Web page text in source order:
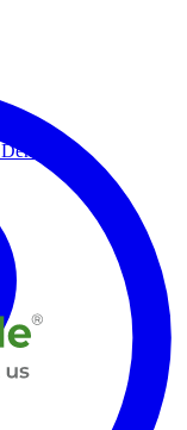
Dehn